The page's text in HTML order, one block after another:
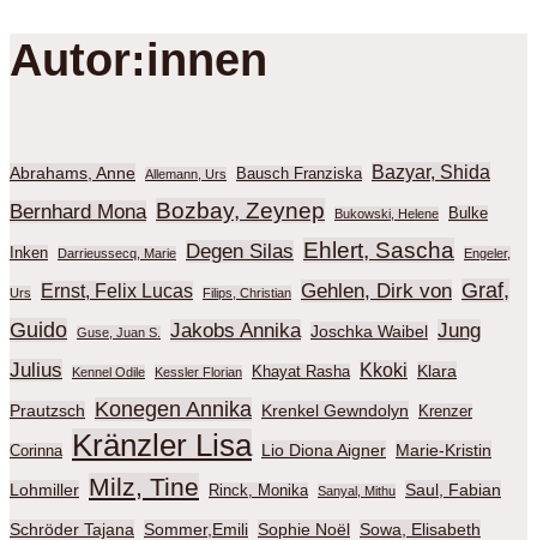
Autor:innen
Abrahams, Anne Allemann, Urs Bausch Franziska Bazyar, Shida
Bernhard Mona Bozbay, Zeynep Bukowski, Helene Bulke
Inken Darrieussecq, Marie Degen Silas Ehlert, Sascha Engeler,
Urs Ernst, Felix Lucas Filips, Christian Gehlen, Dirk von Graf,
Guido
Guse, Juan S. Jakobs Annika Joschka Waibel Jung
Julius
Kennel Odile Kessler Florian Khayat Rasha Kkoki Klara
Prautzsch Konegen Annika Krenkel Gewndolyn Krenzer
Corinna Kränzler Lisa Lio Diona Aigner Marie-Kristin
Lohmiller Milz, Tine Rinck, Monika Sanyal, Mithu Saul, Fabian
Schröder Tajana Sommer,Emili Sophie Noël Sowa, Elisabeth